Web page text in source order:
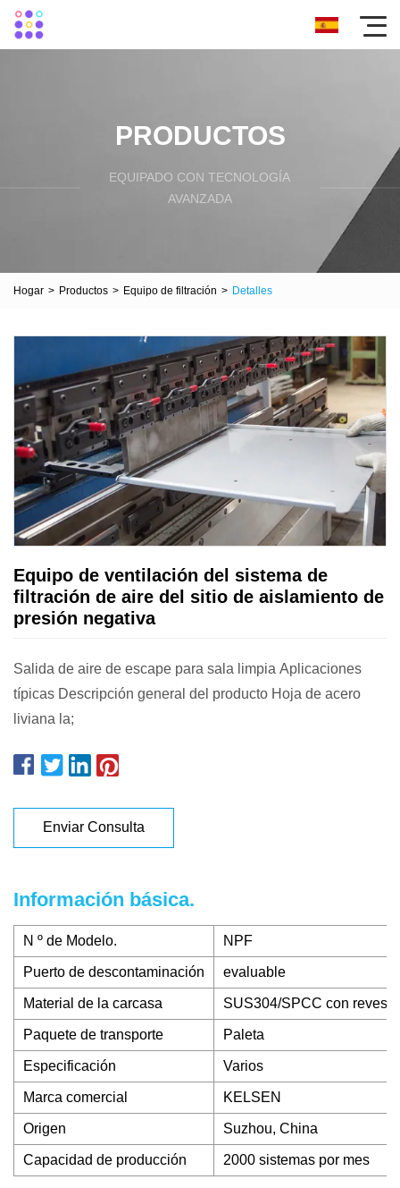
PRODUCTOS
EQUIPADO CON TECNOLOGÍA
AVANZADA
Hogar > Productos > Equipo de filtración > Detalles
Equipo de ventilación del sistema de
filtración de aire del sitio de aislamiento de
presión negativa
Salida de aire de escape para sala limpia Aplicaciones
típicas Descripción general del producto Hoja de acero
liviana la;
Enviar Consulta
Información básica.
N º de Modelo. NPF
Puerto de descontaminación evaluable
Material de la carcasa SUS304/SPCC con
Paquete de transporte Paleta
Especificación Varios
Marca comercial KELSEN
Origen Suzhou, China
Capacidad de producción 2000 sistemas por mes